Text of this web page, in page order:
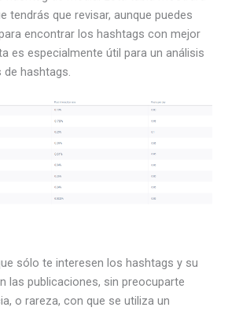
tendrás que revisar, aunque puedes
encontrar los hashtags con mejor
es especialmente útil para un análisis
de hashtags.
sólo te interesen los hashtags y su
las publicaciones, sin preocuparte
o rareza, con que se utiliza un